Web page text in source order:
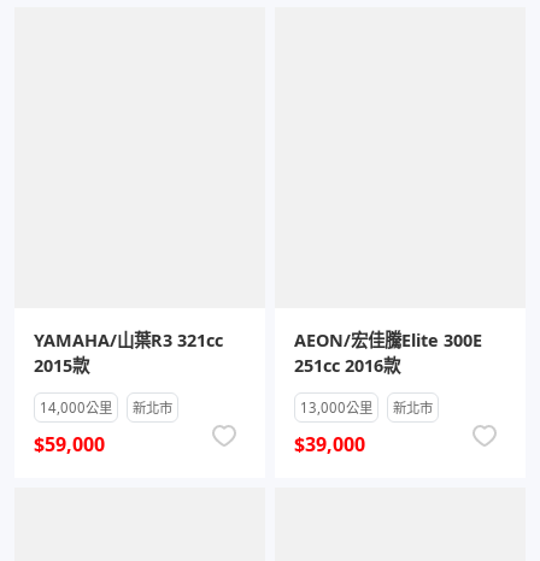
YAMAHA/山葉R3 321cc
2015款
14,000公里 新北市
$59,000
AEON/宏佳騰Elite 300E
251cc 2016款
13,000公里 新北市
$39,000